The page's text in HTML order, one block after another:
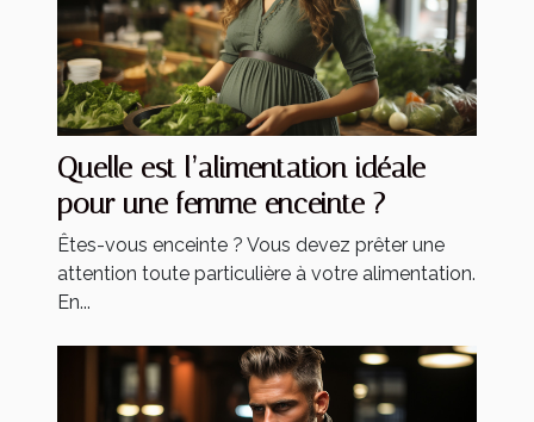
Quelle est l’alimentation idéale
pour une femme enceinte ?
Êtes-vous enceinte ? Vous devez prêter une
attention toute particulière à votre alimentation.
En...